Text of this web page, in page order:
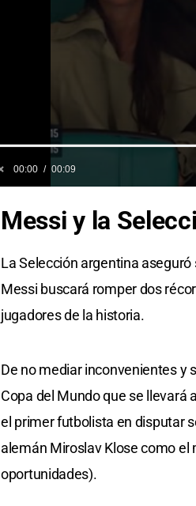
00:00 00:09
Messi y la
La Selección argentina aseguró
Messi buscará romper dos
jugadores de la historia.
De no mediar inconvenientes y
Copa del Mundo que se llevará
el primer futbolista en disputar
alemán Miroslav Klose como
oportunidades).